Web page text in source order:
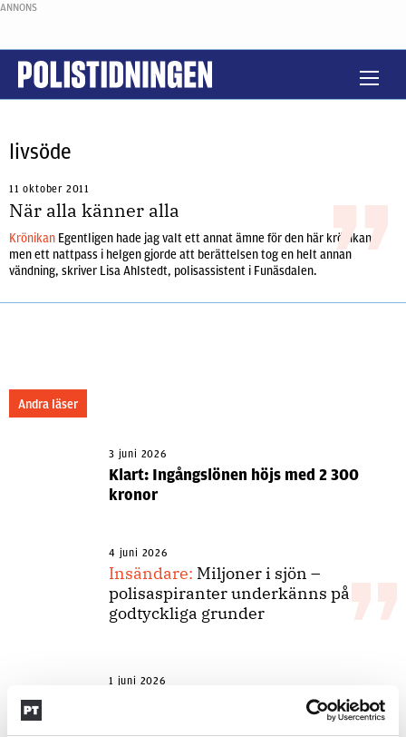
ANNONS
livsöde
11 oktober 2011
När alla känner alla
Krönikan Egentligen hade jag valt ett annat ämne för den här krönikan,
men ett nattpass i helgen gjorde att berättelsen tog en helt annan
vändning, skriver Lisa Ahlstedt, polisassistent i Funäsdalen.
Andra läser
3 juni 2026
Klart: Ingångslönen höjs med 2 300
kronor
4 juni 2026
Insändare: Miljoner i sjön –
polisaspiranter underkänns på
godtyckliga grunder
1 juni 2026
Snart 20 år i tjänst
– nu ska han lära sig grunderna